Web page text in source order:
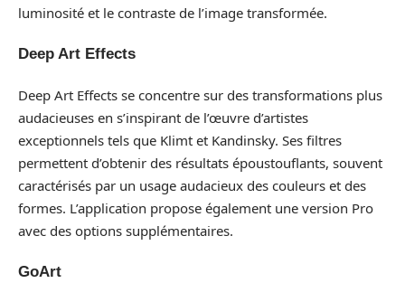
luminosité et le contraste de l’image transformée.
Deep Art Effects
Deep Art Effects se concentre sur des transformations plus
audacieuses en s’inspirant de l’œuvre d’artistes
exceptionnels tels que Klimt et Kandinsky. Ses filtres
permettent d’obtenir des résultats époustouflants, souvent
caractérisés par un usage audacieux des couleurs et des
formes. L’application propose également une version Pro
avec des options supplémentaires.
GoArt